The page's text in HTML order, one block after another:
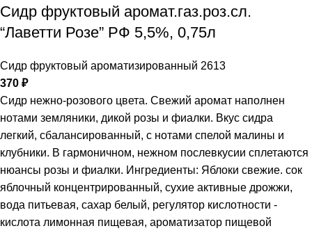
Сидр фруктовый аромат.газ.роз.сл.
“Лаветти Розе” РФ 5,5%, 0,75л
Сидр фруктовый ароматизированный 2613
370 ₽
Сидр нежно-розового цвета. Свежий аромат наполнен
нотами земляники, дикой розы и фиалки. Вкус сидра
легкий, сбалансированный, с нотами спелой малины и
клубники. В гармоничном, нежном послевкусии сплетаются
нюансы розы и фиалки. Ингредиенты: Яблоки свежие. сок
яблочный концентрированный, сухие активные дрожжи,
вода питьевая, сахар белый, регулятор кислотности -
кислота лимонная пищевая, ароматизатор пищевой